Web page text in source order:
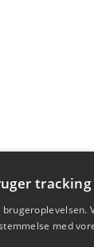
tracking
med